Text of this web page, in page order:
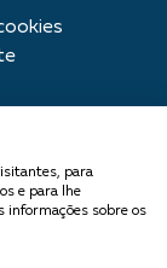
para
e para lhe
informações sobre os